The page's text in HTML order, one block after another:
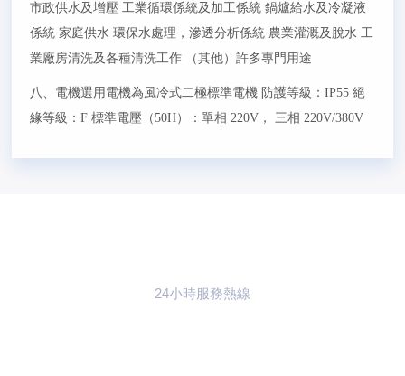
市政供水及增壓 工業循環係統及加工係統 鍋爐給水及冷凝液
係統 家庭供水 環保水處理，滲透分析係統 農業灌溉及脫水 工
業廠房清洗及各種清洗工作 （其他）許多專門用途
八、電機選用電機為風冷式二極標準電機 防護等級：IP55 絕
緣等級：F 標準電壓（50H）：單相 220V， 三相 220V/380V
24小時服務熱線